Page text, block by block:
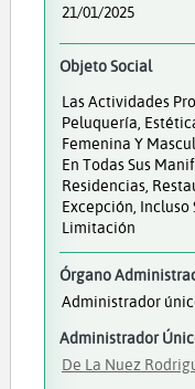
21/01/2025
Objeto Social
Las Actividades
Peluquería,
Femenina Y
En Todas Sus
Residencias,
Excepción, Incluso
Limitación
Órgano
Administrador
Administrador
De La Nuez